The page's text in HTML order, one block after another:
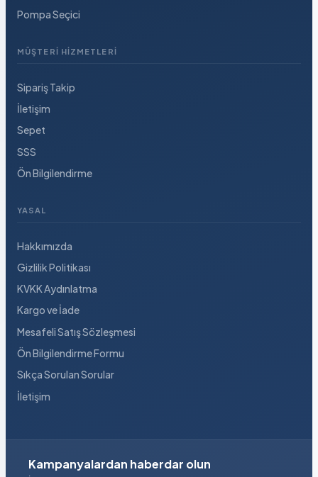
Pompa Seçici
MÜŞTERI HIZMETLERI
Sipariş Takip
İletişim
Sepet
SSS
Ön Bilgilendirme
YASAL
Hakkımızda
Gizlilik Politikası
KVKK Aydınlatma
Kargo ve İade
Mesafeli Satış Sözleşmesi
Ön Bilgilendirme Formu
Sıkça Sorulan Sorular
İletişim
Kampanyalardan haberdar olun